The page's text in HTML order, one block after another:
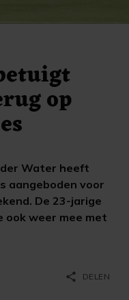
op
der Water heeft
aangeboden voor
De 23-jarige
ook weer mee met
share DELEN